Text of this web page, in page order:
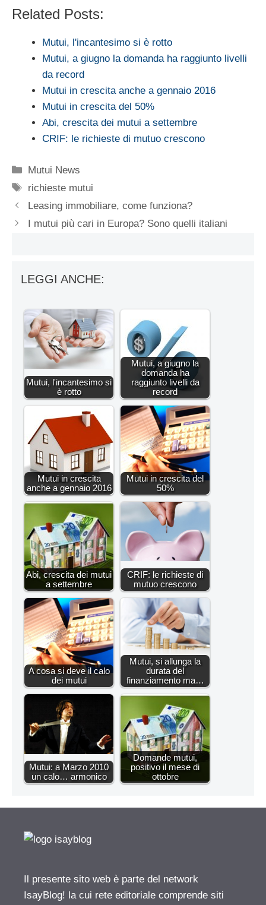
Related Posts:
Mutui, l'incantesimo si è rotto
Mutui, a giugno la domanda ha raggiunto livelli
da record
Mutui in crescita anche a gennaio 2016
Mutui in crescita del 50%
Abi, crescita dei mutui a settembre
CRIF: le richieste di mutuo crescono
Categorie
Mutui News
Tag
richieste mutui
Leasing immobiliare, come funziona?
I mutui più cari in Europa? Sono quelli italiani
LEGGI ANCHE:
Mutui, l'incantesimo si
è rotto
Mutui, a giugno la
domanda ha
raggiunto livelli da
record
Mutui in crescita
anche a gennaio 2016
Mutui in crescita del
50%
Abi, crescita dei mutui
a settembre
CRIF: le richieste di
mutuo crescono
A cosa si deve il calo
dei mutui
Mutui, si allunga la
durata del
finanziamento ma…
Mutui: a Marzo 2010
un calo… armonico
Domande mutui,
positivo il mese di
ottobre
Il presente sito web è parte del network
IsayBlog! la cui rete editoriale comprende siti